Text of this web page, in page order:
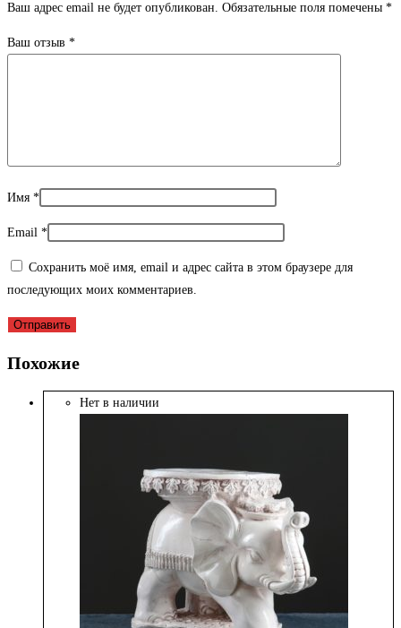
Ваш адрес email не будет опубликован. Обязательные поля помечены *
Ваш отзыв *
Имя *
Email *
Сохранить моё имя, email и адрес сайта в этом браузере для
последующих моих комментариев.
Похожие
Нет в наличии